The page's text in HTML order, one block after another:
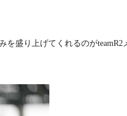
盛り上げてくれるのがteamR2